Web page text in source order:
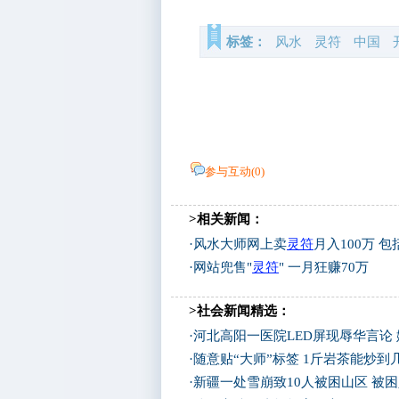
标签： 风水 灵符 中国
参与互动(0)
>相关新闻：
·风水大师网上卖灵符月入100万 包
·网站兜售"灵符" 一月狂赚70万
>社会新闻精选：
·河北高阳一医院LED屏现辱华言论
·随意贴“大师”标签 1斤岩茶能炒到
·新疆一处雪崩致10人被困山区 被